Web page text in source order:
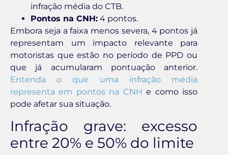
infração média do CTB.
Pontos na CNH: 4 pontos.
Embora seja a faixa menos severa, 4 pontos já
representam um impacto relevante para
motoristas que estão no período de PPD ou
que já acumularam pontuação anterior.
Entenda o que uma infração média
representa em pontos na CNH e como isso
pode afetar sua situação.
Infração grave: excesso
entre 20% e 50% do limite